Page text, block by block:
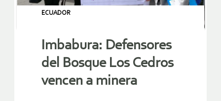
ECUADOR
Imbabura: Defensores
del Bosque Los Cedros
vencen a minera